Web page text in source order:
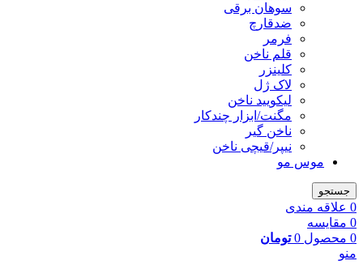
سوهان برقی
ضدقارچ
فرمر
قلم ناخن
کلینزر
لاک ژل
لیکوييد ناخن
مگنت/ابزار چندکار
ناخن گیر
نیپر/قیچی ناخن
موس مو
جستجو
0 علاقه مندی
0 مقایسه
0 محصول 0 تومان
منو